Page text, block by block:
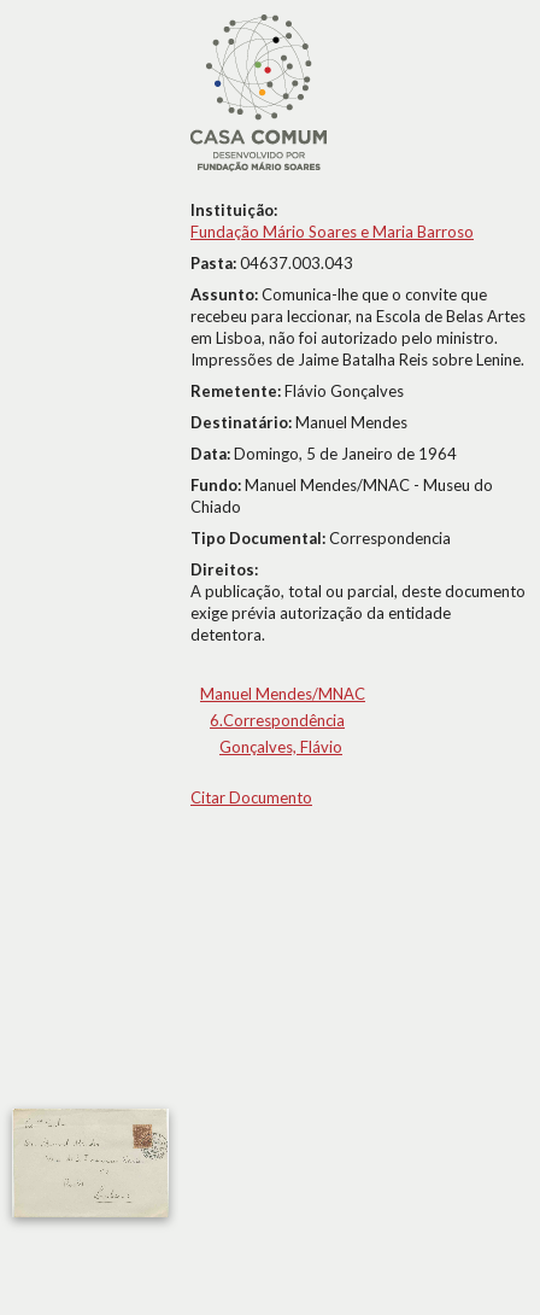
Instituição:
Fundação Mário Soares e Maria Barroso
Pasta:04637.003.043
Assunto:Comunica-lhe que o convite que
recebeu para leccionar, na Escola de Belas Artes
em Lisboa, não foi autorizado pelo ministro.
Impressões de Jaime Batalha Reis sobre Lenine.
Remetente:Flávio Gonçalves
Destinatário:Manuel Mendes
Data:Domingo, 5 de Janeiro de 1964
Fundo:Manuel Mendes/MNAC - Museu do
Chiado
Tipo Documental:Correspondencia
Direitos:
A publicação, total ou parcial, deste documento
exige prévia autorização da entidade
detentora.
Manuel Mendes/MNAC
6.Correspondência
Gonçalves, Flávio
Citar Documento